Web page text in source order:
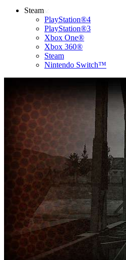
Steam
PlayStation®4
PlayStation®3
Xbox One®
Xbox 360®
Steam
Nintendo Switch™